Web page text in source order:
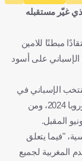
غيّر مستقبله
مبطنًا للامين
الإسباني على أسود
الإسباني في
سبتمبر 2023، وقاد الماتادور لتحقيق لقب كأس أمم أوروبا 2024، ومن
"فيما يتعلق
المغربية لجميع